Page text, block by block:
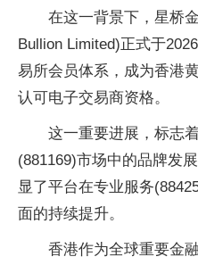
在这一背景下，星桥
Bullion Limited)正式于
易所会员体系，成为香港
认可电子交易商资格。
这一重要进展，标志
(881169)市场中的品牌发
显了平台在专业服务
面的持续提升。
香港作为全球重要金